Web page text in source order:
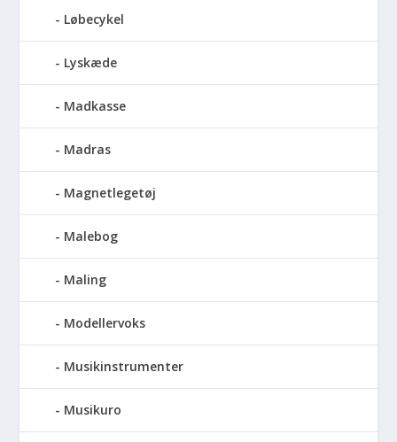
Løbecykel
Lyskæde
Madkasse
Madras
Magnetlegetøj
Malebog
Maling
Modellervoks
Musikinstrumenter
Musikuro